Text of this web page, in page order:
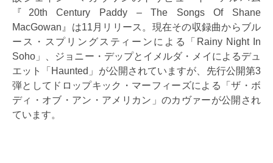
『20th Century Paddy – The Songs Of Shane
MacGowan』は11月リリース。現在その収録曲からブル
ース・スプリングスティーンによる「Rainy Night In
Soho」、ジョニー・デップとイメルダ・メイによるデュ
エット「Haunted」が公開されていますが、先行公開第3
弾としてドロップキック・マーフィーズによる「ザ・ボ
ディ・オブ・アン・アメリカン」のカヴァーが公開され
ています。